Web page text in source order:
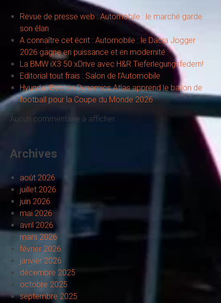
Revue de presse web : Automobile : le marché garde
son élan
A connaître cet écrit : Automobile : le Dacia Jogger
2026 gagne en puissance et en modernité
La BMW iX3 50 xDrive avec H&R Tieferlegungsfedern!
Editorial tout frais : Salon de l’Automobile
Hyundai/Boston Dynamics Atlas apprend le ballon de
football pour la Coupe du Monde 2026
Aucun commentaire à afficher.
Archives
août 2026
juillet 2026
juin 2026
mai 2026
avril 2026
mars 2026
février 2026
janvier 2026
décembre 2025
octobre 2025
septembre 2025